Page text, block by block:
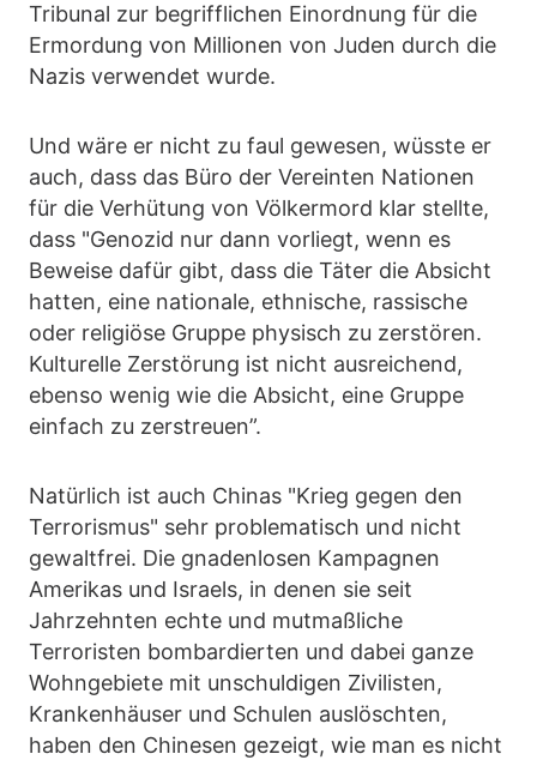
Tribunal zur begrifflichen Einordnung für die
Ermordung von Millionen von Juden durch die
Nazis verwendet wurde.
Und wäre er nicht zu faul gewesen, wüsste er
auch, dass das Büro der Vereinten Nationen
für die Verhütung von Völkermord klar stellte,
dass "Genozid nur dann vorliegt, wenn es
Beweise dafür gibt, dass die Täter die Absicht
hatten, eine nationale, ethnische, rassische
oder religiöse Gruppe physisch zu zerstören.
Kulturelle Zerstörung ist nicht ausreichend,
ebenso wenig wie die Absicht, eine Gruppe
einfach zu zerstreuen”.
Natürlich ist auch Chinas "Krieg gegen den
Terrorismus" sehr problematisch und nicht
gewaltfrei. Die gnadenlosen Kampagnen
Amerikas und Israels, in denen sie seit
Jahrzehnten echte und mutmaßliche
Terroristen bombardierten und dabei ganze
Wohngebiete mit unschuldigen Zivilisten,
Krankenhäuser und Schulen auslöschten,
haben den Chinesen gezeigt, wie man es nicht